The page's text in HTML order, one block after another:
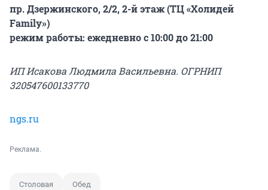
пр. Дзержинского, 2/2, 2-й этаж (ТЦ «Холидей
Family»)
режим работы: ежедневно с 10:00 до 21:00
ИП Исакова Людмила Васильевна. ОГРНИП
320547600133770
ngs.ru
Реклама.
Столовая Обед